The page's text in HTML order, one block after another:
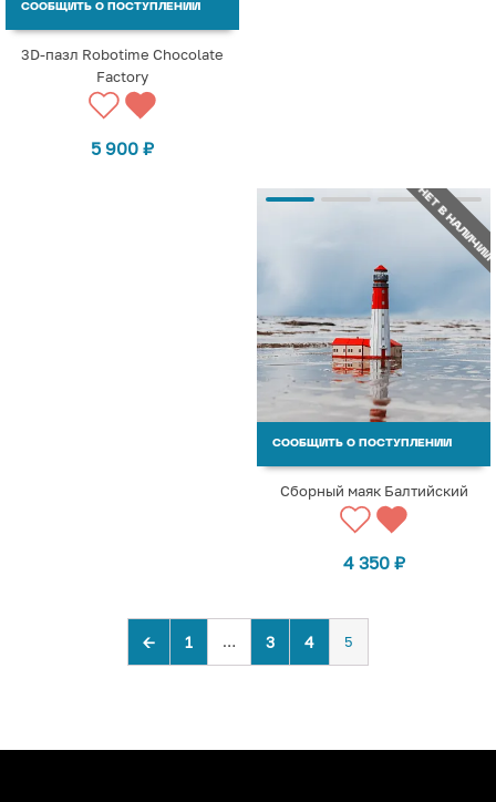
СООБЩИТЬ О ПОСТУПЛЕНИИ
3D-пазл Robotime Chocolate
Factory
5 900 ₽
НЕТ В НАЛИЧИИ
СООБЩИТЬ О ПОСТУПЛЕНИИ
Сборный маяк Балтийский
4 350 ₽
← 1 … 3 4 5